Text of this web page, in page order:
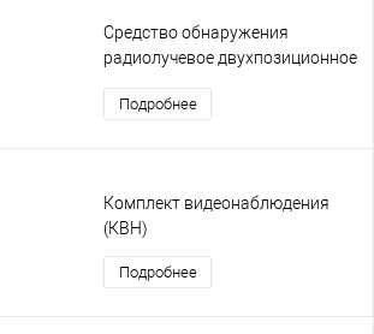
Средство обнаружения
радиолучевое двухпозиционное
Подробнее
Комплект видеонаблюдения
(КВН)
Подробнее